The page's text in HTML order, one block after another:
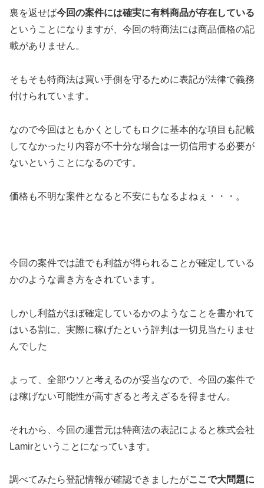
裏を返せば今回の案件には確実に有料商品が存在している
ということになりますが、今回の特商法には商品価格の記
載がありません。
そもそも特商法は買い手側を守るために表記が法律で義務
付けられています。
なので今回はともかくとしても ロクに基本的な項目も記載
してなかったり内容が不十分な場合は一切信用する必要が
ないということになるのです。
価格も不明な案件となると不安にもなるよねぇ・・・。
今回の案件では誰でも利益が得られることが確定している
かのような書き方をされています。
しかし利益がほぼ確定しているかのようなことを書かれて
はいる割に、 実際に稼げたという評判は一切見当たりませ
んでした
よって、全部ウソと考えるのが妥当なので、今回の案件で
は稼げない可能性が高すぎると考えざるを得ません。
それから、今回の運営元は特商法の表記によると株式会社
Lamirということになっています。
調べてみたら登記情報が確認できましたがここで大問題に